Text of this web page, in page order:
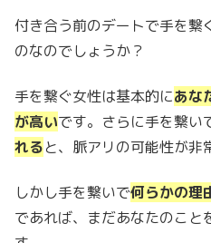
付き合う前のデートで手を繋
のなのでしょうか？
手を繋ぐ女性は基本的にあな
が高いです。さらに手を繋い
れると、脈アリの可能性が非
しかし手を繋いで何らかの理
であれば、まだあなたのこと